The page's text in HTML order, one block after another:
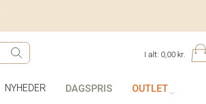
I alt: 0,00 kr.
NYHEDER DAGSPRIS OUTLET